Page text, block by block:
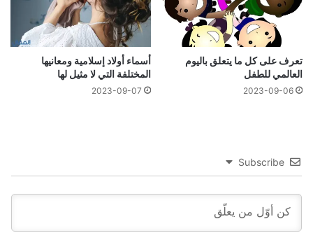
تعرف على كل ما يتعلق باليوم
العالمي للطفل
2023-09-06
أسماء أولاد إسلامية ومعانيها
المختلفة التي لا مثيل لها
2023-09-07
Subscribe